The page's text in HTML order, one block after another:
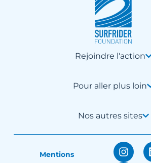
Rejoindre l'action
Pour aller plus loin
Nos autres sites
Mentions